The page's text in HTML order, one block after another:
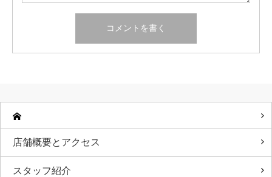
店舗概要とアクセス
スタッフ紹介